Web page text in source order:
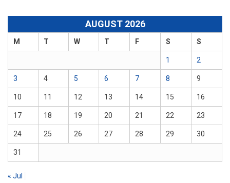
AUGUST 2026
M T W T F S S
1 2
3 4 5 6 7 8 9
10 11 12 13 14 15 16
17 18 19 20 21 22 23
24 25 26 27 28 29 30
31
« Jul